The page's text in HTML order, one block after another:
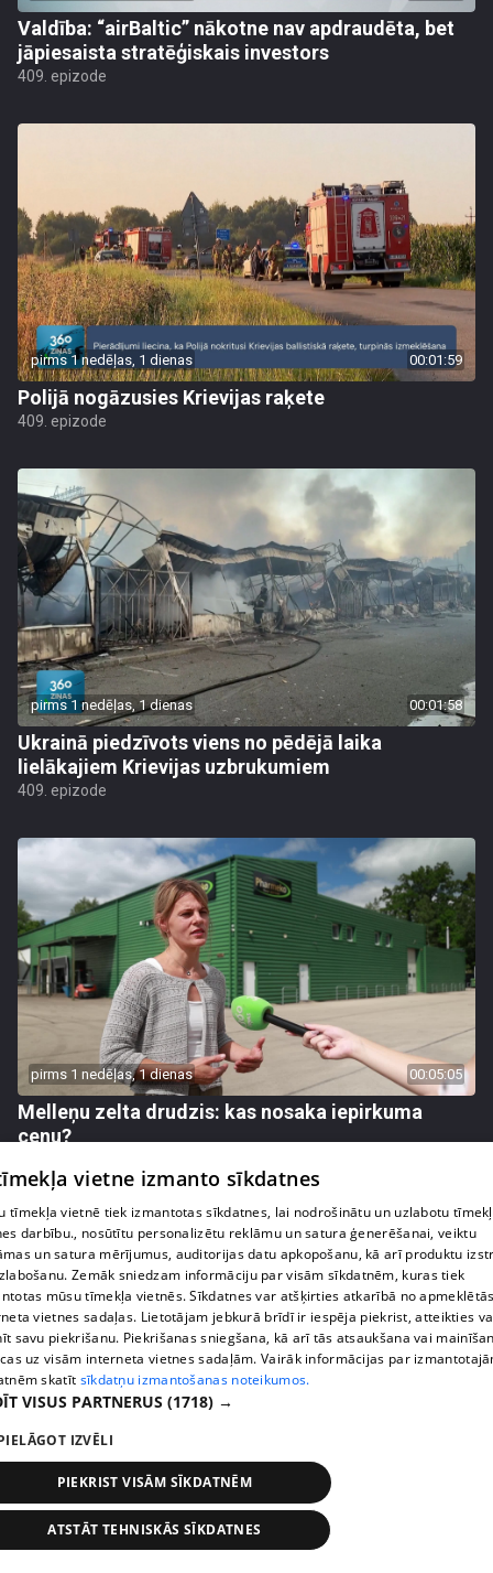
Valdība: “airBaltic” nākotne nav apdraudēta, bet
jāpiesaista stratēģiskais investors
409. epizode
pirms 1 nedēļas, 1 dienas 00:01:59
Polijā nogāzusies Krievijas raķete
409. epizode
pirms 1 nedēļas, 1 dienas 00:01:58
Ukrainā piedzīvots viens no pēdējā laika
lielākajiem Krievijas uzbrukumiem
409. epizode
pirms 1 nedēļas, 1 dienas 00:05:05
Melleņu zelta drudzis: kas nosaka iepirkuma
cenu?
pirms 1 nedēļas, 1 dienas
Ogas un sēnes šogad dārgākas, bet uzpirkšanas
punktos to krietni mazāk
409. epizode
vietne izmanto sīkdatnes
tīmekļa vietnē tiek izmantotas sīkdatnes, lai nodrošinātu un uzlabotu
darbību., nosūtītu personalizētu reklāmu un satura ģenerēšanai, veiktu
un satura mērījumus, auditorijas datu apkopošanu, kā arī produktu
Zemāk sniedzam informāciju par visām sīkdatnēm, kuras tiek
mūsu tīmekļa vietnēs. Sīkdatnes var atšķirties atkarībā no
vietnes sadaļas. Lietotājam jebkurā brīdī ir iespēja piekrist, atteikties
savu piekrišanu. Piekrišanas sniegšana, kā arī tās atsaukšana vai
uz visām interneta vietnes sadaļām. Vairāk informācijas par
skatīt sīkdatņu izmantošanas noteikumos.
VISUS PARTNERUS (1718) →
IZVĒLI
PIEKRIST VISĀM SĪKDATNĒM
ATSTĀT TEHNISKĀS SĪKDATNES